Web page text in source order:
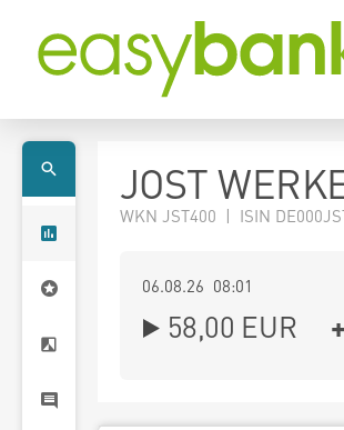
JOST
WKN JST400 | ISIN
06.08.26 08:01
58,00 EUR